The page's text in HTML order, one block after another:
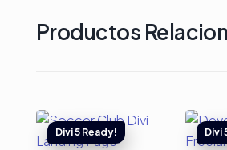
Productos